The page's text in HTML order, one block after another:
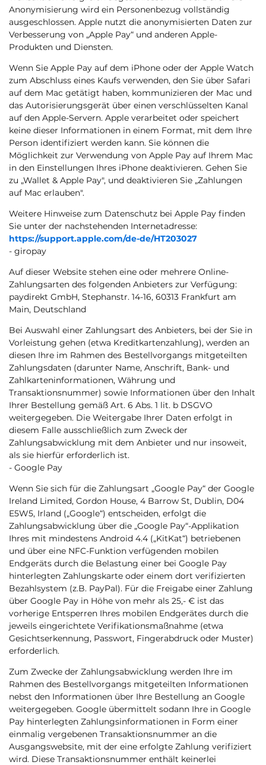
Anonymisierung wird ein Personenbezug vollständig
ausgeschlossen. Apple nutzt die anonymisierten Daten zur
Verbesserung von „Apple Pay“ und anderen Apple-
Produkten und Diensten.
Wenn Sie Apple Pay auf dem iPhone oder der Apple Watch
zum Abschluss eines Kaufs verwenden, den Sie über Safari
auf dem Mac getätigt haben, kommunizieren der Mac und
das Autorisierungsgerät über einen verschlüsselten Kanal
auf den Apple-Servern. Apple verarbeitet oder speichert
keine dieser Informationen in einem Format, mit dem Ihre
Person identifiziert werden kann. Sie können die
Möglichkeit zur Verwendung von Apple Pay auf Ihrem Mac
in den Einstellungen Ihres iPhone deaktivieren. Gehen Sie
zu „Wallet & Apple Pay", und deaktivieren Sie „Zahlungen
auf Mac erlauben".
Weitere Hinweise zum Datenschutz bei Apple Pay finden
Sie unter der nachstehenden Internetadresse:
https://support.apple.com/de-de/HT203027
- giropay
Auf dieser Website stehen eine oder mehrere Online-
Zahlungsarten des folgenden Anbieters zur Verfügung:
paydirekt GmbH, Stephanstr. 14-16, 60313 Frankfurt am
Main, Deutschland
Bei Auswahl einer Zahlungsart des Anbieters, bei der Sie in
Vorleistung gehen (etwa Kreditkartenzahlung), werden an
diesen Ihre im Rahmen des Bestellvorgangs mitgeteilten
Zahlungsdaten (darunter Name, Anschrift, Bank- und
Zahlkarteninformationen, Währung und
Transaktionsnummer) sowie Informationen über den Inhalt
Ihrer Bestellung gemäß Art. 6 Abs. 1 lit. b DSGVO
weitergegeben. Die Weitergabe Ihrer Daten erfolgt in
diesem Falle ausschließlich zum Zweck der
Zahlungsabwicklung mit dem Anbieter und nur insoweit,
als sie hierfür erforderlich ist.
- Google Pay
Wenn Sie sich für die Zahlungsart „Google Pay“ der Google
Ireland Limited, Gordon House, 4 Barrow St, Dublin, D04
E5W5, Irland („Google“) entscheiden, erfolgt die
Zahlungsabwicklung über die „Google Pay“-Applikation
Ihres mit mindestens Android 4.4 („KitKat“) betriebenen
und über eine NFC-Funktion verfügenden mobilen
Endgeräts durch die Belastung einer bei Google Pay
hinterlegten Zahlungskarte oder einem dort verifizierten
Bezahlsystem (z.B. PayPal). Für die Freigabe einer Zahlung
über Google Pay in Höhe von mehr als 25,- € ist das
vorherige Entsperren Ihres mobilen Endgerätes durch die
jeweils eingerichtete Verifikationsmaßnahme (etwa
Gesichtserkennung, Passwort, Fingerabdruck oder Muster)
erforderlich.
Zum Zwecke der Zahlungsabwicklung werden Ihre im
Rahmen des Bestellvorgangs mitgeteilten Informationen
nebst den Informationen über Ihre Bestellung an Google
weitergegeben. Google übermittelt sodann Ihre in Google
Pay hinterlegten Zahlungsinformationen in Form einer
einmalig vergebenen Transaktionsnummer an die
Ausgangswebsite, mit der eine erfolgte Zahlung verifiziert
wird. Diese Transaktionsnummer enthält keinerlei